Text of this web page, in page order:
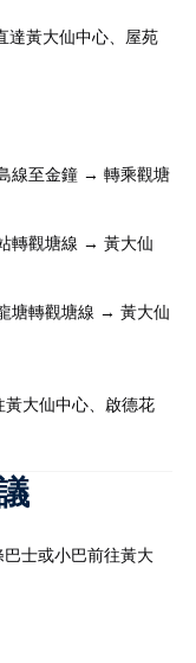
達黃大仙中心、屋苑
線至金鐘 → 轉乘觀塘
轉觀塘線 → 黃大仙
塘轉觀塘線 → 黃大仙
黃大仙中心、啟德花
士或小巴前往黃大